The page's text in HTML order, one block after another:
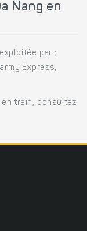
Nang en
par :
Express,
train, consultez